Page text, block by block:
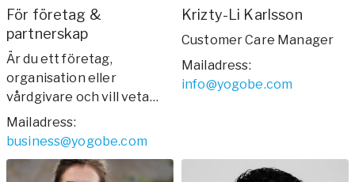
För företag &
partnerskap
Är du ett företag,
organisation eller
vårdgivare och vill veta
mer om våra
företagsupplägg?
Mailadress:
business@yogobe.com
Krizty-Li Karlsson
Customer Care Manager
Mailadress:
info@yogobe.com